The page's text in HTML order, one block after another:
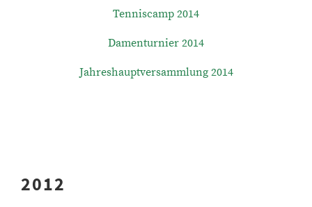
Tenniscamp 2014
Damenturnier 2014
Jahreshauptversammlung 2014
2012